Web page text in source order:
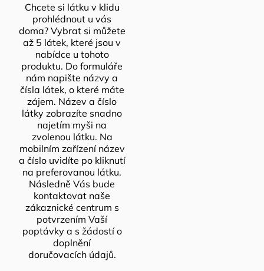
Chcete si látku v klidu
prohlédnout u vás
doma? Vybrat si můžete
až 5 látek, které jsou v
nabídce u tohoto
produktu. Do formuláře
nám napište názvy a
čísla látek, o které máte
zájem. Název a číslo
látky zobrazíte snadno
najetím myši na
zvolenou látku. Na
mobilním zařízení název
a číslo uvidíte po kliknutí
na preferovanou látku.
Následně Vás bude
kontaktovat naše
zákaznické centrum s
potvrzením Vaší
poptávky a s žádostí o
doplnění
doručovacích údajů.